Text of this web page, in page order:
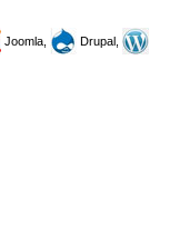
Joomla,
Drupal,